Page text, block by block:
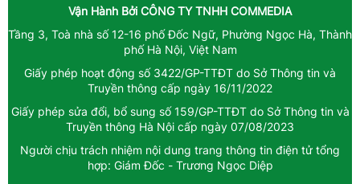
Vận Hành Bởi CÔNG TY TNHH COMMEDIA
Tầng 3, Toà nhà số 12-16 phố Đốc Ngữ, Phường Ngọc Hà, Thành
phố Hà Nội, Việt Nam
Giấy phép hoạt động số 3422/GP-TTĐT do Sở Thông tin và
Truyền thông cấp ngày 16/11/2022
Giấy phép sửa đổi, bổ sung số 159/GP-TTĐT do Sở Thông tin và
Truyền thông Hà Nội cấp ngày 07/08/2023
Người chịu trách nhiệm nội dung trang thông tin điện tử tổng
hợp: Giám Đốc - Trương Ngọc Diệp